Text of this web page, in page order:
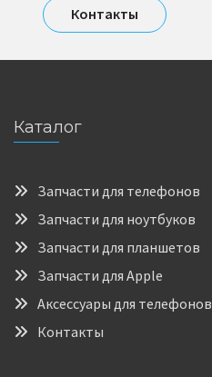
Контакты
Каталог
Запчасти для телефонов
Запчасти для ноутбуков
Запчасти для планшетов
Запчасти для Apple
Аксессуары для телефонов
Контакты